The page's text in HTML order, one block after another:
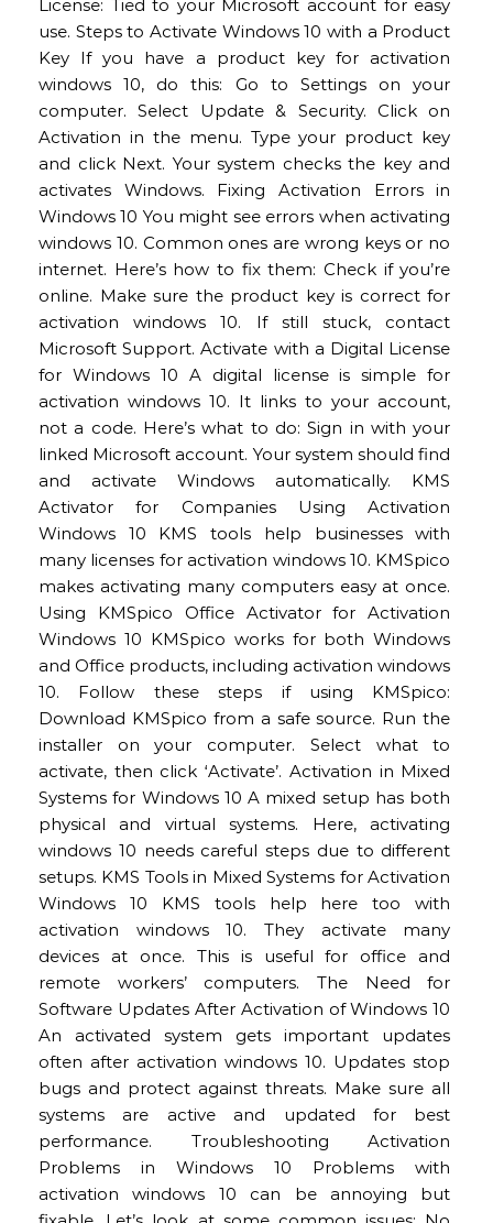
License: Tied to your Microsoft account for easy
use. Steps to Activate Windows 10 with a Product
Key If you have a product key for activation
windows 10, do this: Go to Settings on your
computer. Select Update & Security. Click on
Activation in the menu. Type your product key
and click Next. Your system checks the key and
activates Windows. Fixing Activation Errors in
Windows 10 You might see errors when activating
windows 10. Common ones are wrong keys or no
internet. Here’s how to fix them: Check if you’re
online. Make sure the product key is correct for
activation windows 10. If still stuck, contact
Microsoft Support. Activate with a Digital License
for Windows 10 A digital license is simple for
activation windows 10. It links to your account,
not a code. Here’s what to do: Sign in with your
linked Microsoft account. Your system should find
and activate Windows automatically. KMS
Activator for Companies Using Activation
Windows 10 KMS tools help businesses with
many licenses for activation windows 10. KMSpico
makes activating many computers easy at once.
Using KMSpico Office Activator for Activation
Windows 10 KMSpico works for both Windows
and Office products, including activation windows
10. Follow these steps if using KMSpico:
Download KMSpico from a safe source. Run the
installer on your computer. Select what to
activate, then click ‘Activate’. Activation in Mixed
Systems for Windows 10 A mixed setup has both
physical and virtual systems. Here, activating
windows 10 needs careful steps due to different
setups. KMS Tools in Mixed Systems for Activation
Windows 10 KMS tools help here too with
activation windows 10. They activate many
devices at once. This is useful for office and
remote workers’ computers. The Need for
Software Updates After Activation of Windows 10
An activated system gets important updates
often after activation windows 10. Updates stop
bugs and protect against threats. Make sure all
systems are active and updated for best
performance. Troubleshooting Activation
Problems in Windows 10 Problems with
activation windows 10 can be annoying but